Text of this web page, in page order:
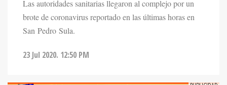
brote de coronavirus reportado en las últimas horas en
San Pedro Sula.